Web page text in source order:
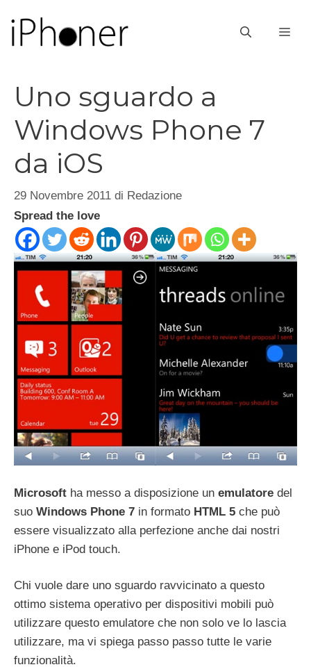
contenuto
Uno sguardo a
Windows Phone 7
da iOS
29 Novembre 2011 di Redazione
Spread the love
Microsoft ha messo a disposizione un emulatore del
suo Windows Phone 7 in formato HTML 5 che può
essere visualizzato alla perfezione anche dai nostri
iPhone e iPod touch.
Chi vuole dare uno sguardo ravvicinato a questo
ottimo sistema operativo per dispositivi mobili può
utilizzare questo emulatore che non solo ve lo lascia
utilizzare, ma vi spiega passo passo tutte le varie
funzionalità.